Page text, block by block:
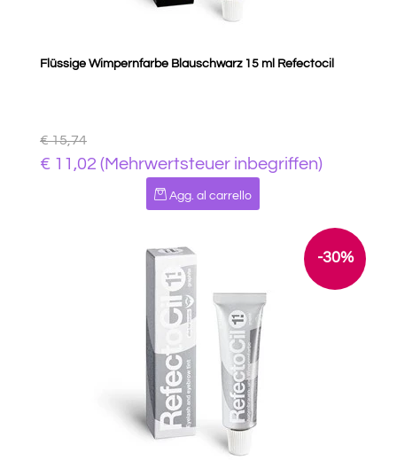
Flüssige Wimpernfarbe Blauschwarz 15 ml Refectocil
€ 15,74
€ 11,02 (Mehrwertsteuer inbegriffen)
Quantità
Agg. al carrello
-30%